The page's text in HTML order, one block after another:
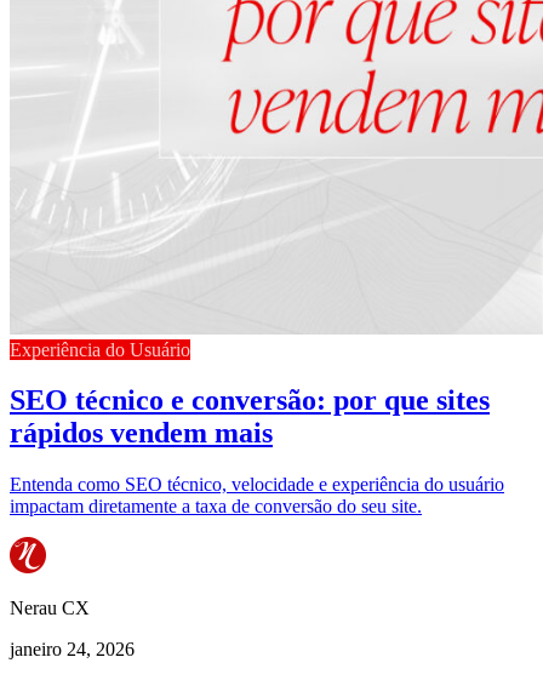
Experiência do Usuário
SEO técnico e conversão: por que sites
rápidos vendem mais
Entenda como SEO técnico, velocidade e experiência do usuário
impactam diretamente a taxa de conversão do seu site.
Nerau CX
janeiro 24, 2026